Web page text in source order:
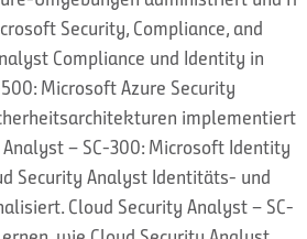
Security, Compliance, and
Compliance und Identity in
Microsoft Azure Security
implementiert
– SC-300: Microsoft Identity
Security Analyst Identitäts- und
Cloud Security Analyst – SC-